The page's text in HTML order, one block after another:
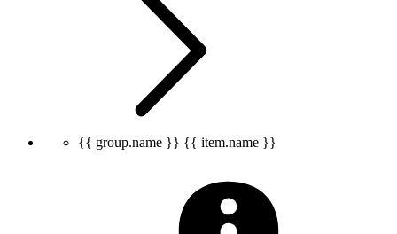
{{ group.name }} {{ item.name }}